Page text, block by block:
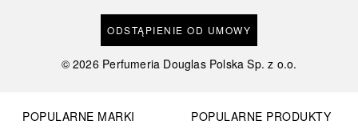
ODSTĄPIENIE OD UMOWY
©2026 Perfumeria Douglas Polska Sp. z o.o.
POPULARNE MARKI
POPULARNE PRODUKTY